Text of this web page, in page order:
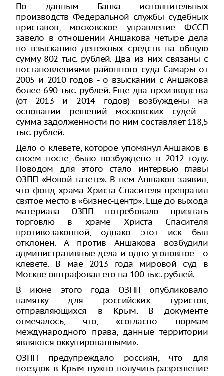
По данным Банка исполнительных
производств Федеральной службы судебных
приставов, московское управление ФССП
завело в отношении Аншакова четыре дела
по взысканию денежных средств на общую
сумму 802 тыс. рублей. Два из них связаны с
постановлениями районного суда Самары от
2005 и 2010 годов - о взыскании с Аншакова
более 690 тыс. рублей. Еще два производства
(от 2013 и 2014 годов) возбуждены на
основании решений московских судей -
сумма задолженности по ним составляет 118,5
тыс. рублей.
Дело о клевете, которое упомянул Аншаков в
своем посте, было возбуждено в 2012 году.
Поводом для этого стало интервью главы
ОЗПП «Новой газете». В нем Аншаков заявил,
что фонд храма Христа Спасителя превратил
святое место в «бизнес-центр». Еще до выхода
материала ОЗПП потребовало признать
торговлю в храме Христа Спасителя
противозаконной, однако этот иск был
отклонен. А против Аншакова возбудили
административные дела и одно уголовное - о
клевете. В мае 2013 года мировой суд в
Москве оштрафовал его на 100 тыс. рублей.
В июне этого года ОЗПП опубликовало
памятку для российских туристов,
отправляющихся в Крым. В документе
отмечалось, что, «согласно нормам
международного права, данные территории
являются оккупированными».
ОЗПП предупреждало россиян, что для
поездок в Крым нужно получить разрешение